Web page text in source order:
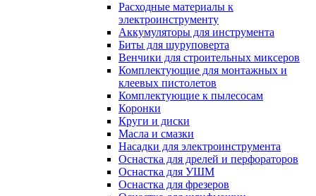
Расходные материалы к
электроинструменту
Аккумуляторы для инструмента
Биты для шуруповерта
Венчики для строительных миксеров
Комплектующие для монтажных и
клеевых пистолетов
Комплектующие к пылесосам
Коронки
Круги и диски
Масла и смазки
Насадки для электроинструмента
Оснастка для дрелей и перфораторов
Оснастка для УШМ
Оснастка для фрезеров